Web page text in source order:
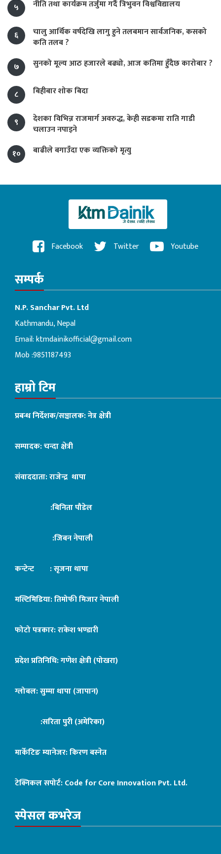
५ नीति तथा कार्यक्रम तर्जुमा गर्दै त्रिभुवन विश्वविद्यालय
६
चालु आर्थिक वर्षदेखि लागु हुने तलबमान सार्वजनिक, कसको
कति तलब ?
७
सुनको मूल्य आठ हजारले बढ्यो, आज कतिमा हुँदैछ कारोबार ?
८ बिहीबार शोक बिदा
९
देशका विभिन्न राजमार्ग अवरुद्ध, केही सडकमा राति गाडी
चलाउन नपाइने
१०
बाढीले बगाउँदा एक व्यक्तिको मृत्यु
Facebook Twitter Youtube
सम्पर्क
N.P. Sanchar Pvt. Ltd
Kathmandu, Nepal
Email:ktmdainikofficial@gmail.com
Mob :9851187493
हाम्रो टिम
प्रबन्ध निर्देशक/सञ्चालक: नेत्र क्षेत्री
सम्पादक: चन्दा क्षेत्री
संवाददाता: राजेन्द्र थापा
:बिनिता पौडेल
:जिबन नेपाली
कन्टेन्ट : सृजना थापा
मल्टिमिडिया: तिमोफी मिजार नेपाली
फोटो पत्रकार: राकेश भण्डारी
प्रदेश प्रतिनिधि: गणेश क्षेत्री (पोखरा)
ग्लोबल: सुम्मा थापा (जापान)
:सरिता पुरी (अमेरिका)
मार्केटिङ म्यानेजर: किरण बस्नेत
टेक्निकल सपोर्ट:Code for Core Innovation Pvt. Ltd.
स्पेसल कभरेज